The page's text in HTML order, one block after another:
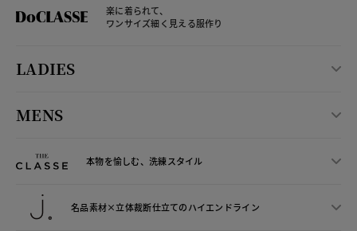
楽に着られて、
ワンサイズ細く見える服作り
LADIES
MENS
本物を愉しむ、洗練スタイル
名品素材×立体裁断仕立てのハイエンドライン